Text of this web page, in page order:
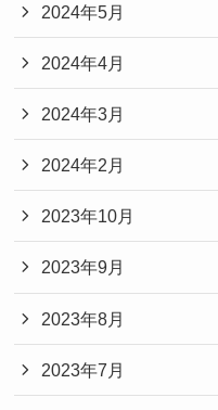
2024年5月
2024年4月
2024年3月
2024年2月
2023年10月
2023年9月
2023年8月
2023年7月